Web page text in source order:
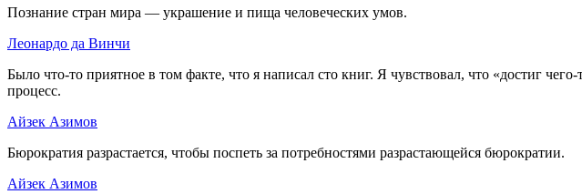
Познание стран мира — украшение и пища человеческих умов.
Леонардо да Винчи
Было что-то приятное в том факте, что я написал сто книг. Я чувствовал, что «достиг
процесс.
Айзек Азимов
Бюрократия разрастается, чтобы поспеть за потребностями разрастающейся бюрократии.
Айзек Азимов